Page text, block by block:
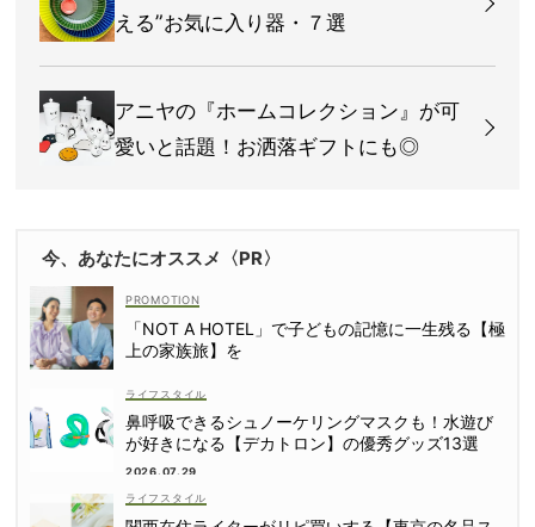
える”お気に入り器・７選
アニヤの『ホームコレクション』が可
愛いと話題！お洒落ギフトにも◎
今、あなたにオススメ〈PR〉
「NOT A HOTEL」で子どもの記憶に一生残る【極
上の家族旅】を
ライフスタイル
鼻呼吸できるシュノーケリングマスクも！水遊び
が好きになる【デカトロン】の優秀グッズ13選
2026.07.29
ライフスタイル